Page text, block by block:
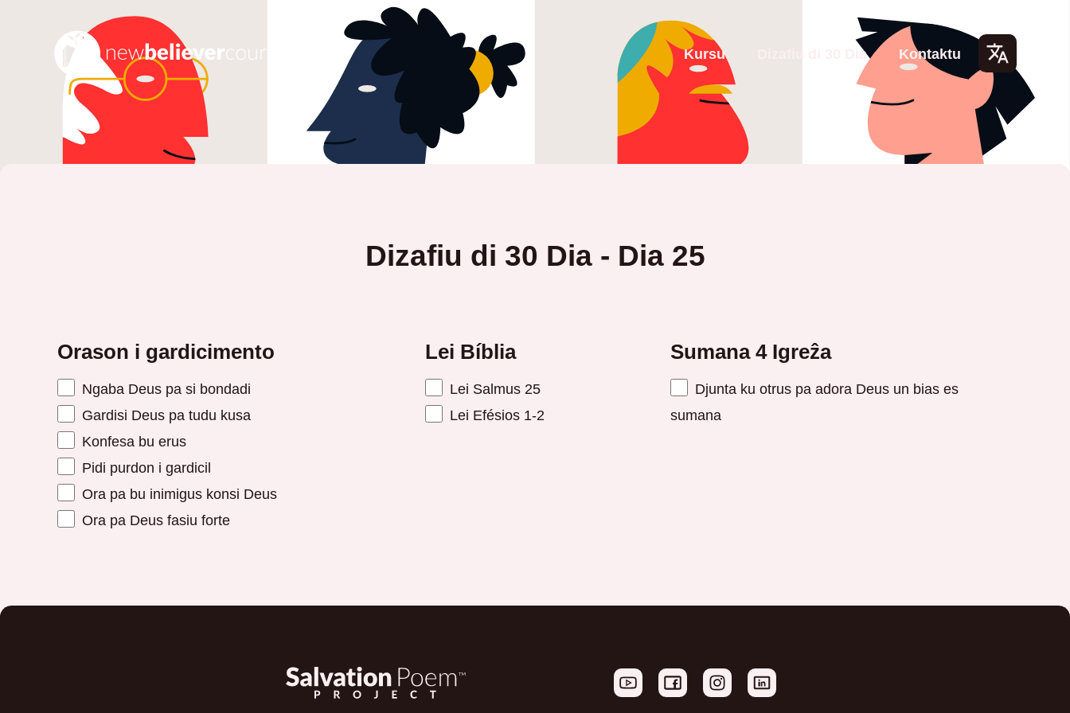
Lang
uage
Kursu Dizafiu di 30 Dia Kontaktu
Dizafiu di 30 Dia - Dia 25
Orason i gardicimento
Ngaba Deus pa si bondadi
Gardisi Deus pa tudu kusa
Konfesa bu erus
Pidi purdon i gardicil
Ora pa bu inimigus konsi Deus
Ora pa Deus fasiu forte
Lei Bíblia
Lei Salmus 25
Lei Efésios 1-2
Sumana 4 Igreẑa
Djunta ku otrus pa adora Deus un bias es
sumana